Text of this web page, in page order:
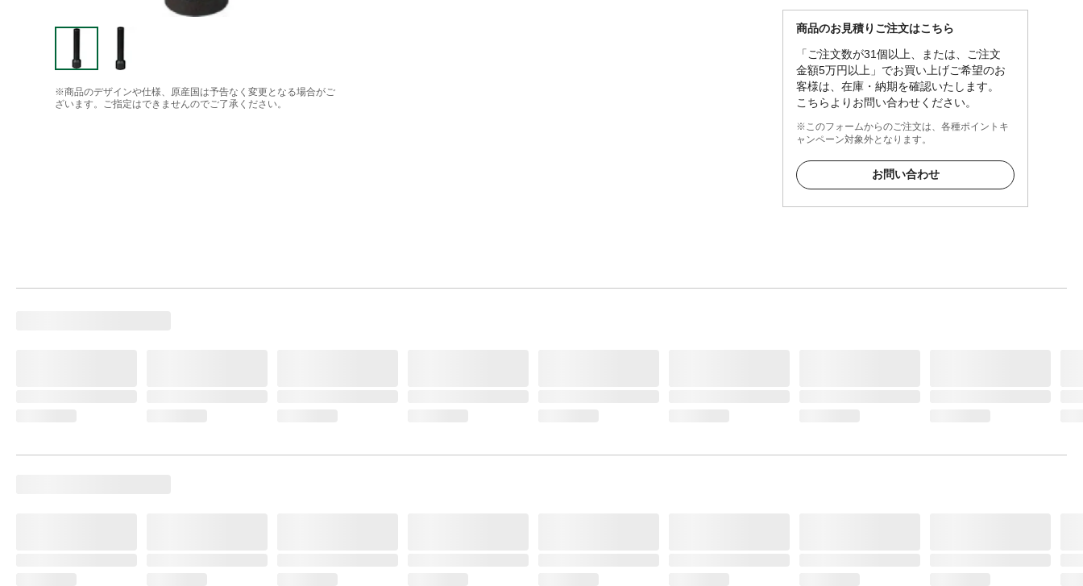
※商品のデザインや仕様、原産国は予告なく変更となる場合がご
ざいます。ご指定はできませんのでご了承ください。
商品のお見積りご注文はこちら
「ご注文数が31個以上、または、ご注文
金額5万円以上」でお買い上げご希望のお
客様は、在庫・納期を確認いたします。
こちらよりお問い合わせください。
※このフォームからのご注文は、各種ポイントキ
ャンペーン対象外となります。
お問い合わせ